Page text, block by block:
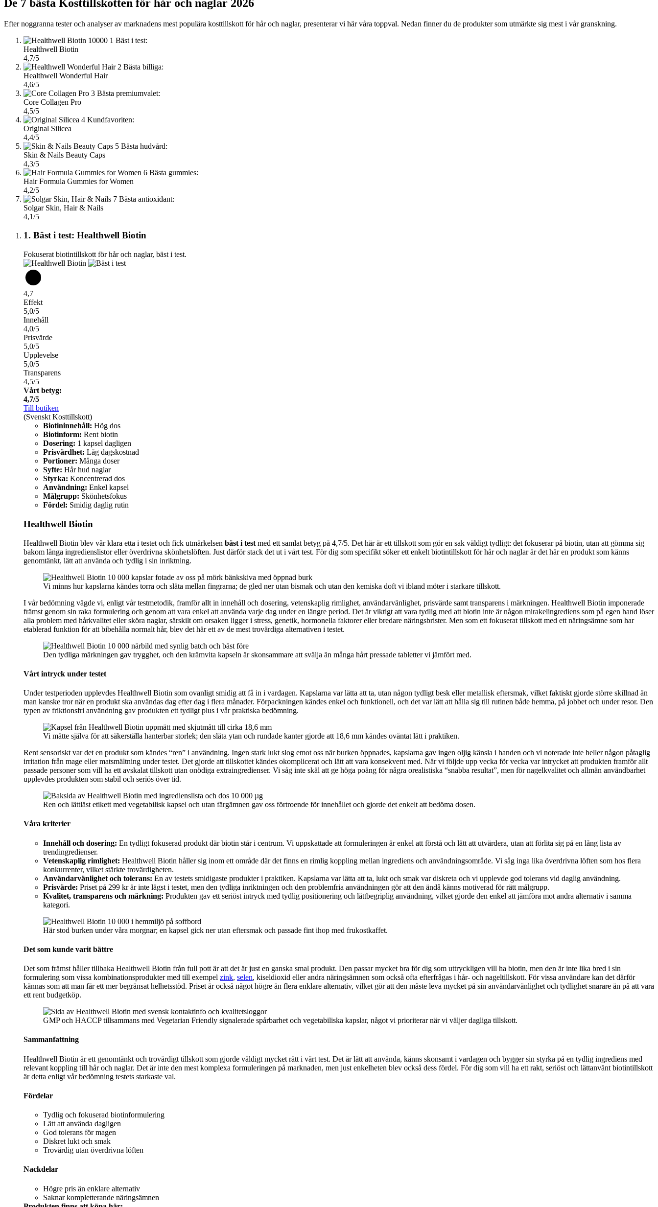
De 7 bästa Kosttillskotten för hår och naglar 2026
Efter noggranna tester och analyser av marknadens mest populära kosttillskott för hår och naglar, presenterar vi här våra toppval. Nedan finner du de produkter som utmärkte sig mest i vår granskning.
1 Bäst i test:
Healthwell Biotin
4,7/5
2 Bästa billiga:
Healthwell Wonderful Hair
4,6/5
3 Bästa premiumvalet:
Core Collagen Pro
4,5/5
4 Kundfavoriten:
Original Silicea
4,4/5
5 Bästa hudvård:
Skin & Nails Beauty Caps
4,3/5
6 Bästa gummies:
Hair Formula Gummies for Women
4,2/5
7 Bästa antioxidant:
Solgar Skin, Hair & Nails
4,1/5
1. Bäst i test: Healthwell Biotin
Fokuserat biotintillskott för hår och naglar, bäst i test.
4,7
Effekt
5,0/5
Innehåll
4,0/5
Prisvärde
5,0/5
Upplevelse
5,0/5
Transparens
4,5/5
Vårt betyg:
4,7/5
Till butiken
(Svenskt Kosttillskott)
Biotininnehåll: Hög dos
Biotinform: Rent biotin
Dosering: 1 kapsel dagligen
Prisvärdhet: Låg dagskostnad
Portioner: Många doser
Syfte: Hår hud naglar
Styrka: Koncentrerad dos
Användning: Enkel kapsel
Målgrupp: Skönhetsfokus
Fördel: Smidig daglig rutin
Healthwell Biotin
Healthwell Biotin blev vår klara etta i testet och fick utmärkelsen bäst i test med ett samlat betyg på 4,7/5. Det här är ett tillskott som gör en sak väldigt tydligt: det fokuserar på biotin, utan att gömma sig
bakom långa ingredienslistor eller överdrivna skönhetslöften. Just därför stack det ut i vårt test. För dig som specifikt söker ett enkelt biotintillskott för hår och naglar är det här en produkt som känns
genomtänkt, lätt att använda och tydlig i sin inriktning.
Vi minns hur kapslarna kändes torra och släta mellan fingrarna; de gled ner utan bismak och utan den kemiska doft vi ibland möter i starkare tillskott.
I vår bedömning vägde vi, enligt vår testmetodik, framför allt in innehåll och dosering, vetenskaplig rimlighet, användarvänlighet, prisvärde samt transparens i märkningen. Healthwell Biotin imponerade
främst genom sin raka formulering och genom att vara enkel att använda varje dag under en längre period. Det är viktigt att vara tydlig med att biotin inte är någon mirakelingrediens som på egen hand löser
alla problem med hårkvalitet eller sköra naglar, särskilt om orsaken ligger i stress, genetik, hormonella faktorer eller bredare näringsbrister. Men som ett fokuserat tillskott med ett näringsämne som har
etablerad funktion för att bibehålla normalt hår, blev det här ett av de mest trovärdiga alternativen i testet.
Den tydliga märkningen gav trygghet, och den krämvita kapseln är skonsammare att svälja än många hårt pressade tabletter vi jämfört med.
Vårt intryck under testet
Under testperioden upplevdes Healthwell Biotin som ovanligt smidig att få in i vardagen. Kapslarna var lätta att ta, utan någon tydligt besk eller metallisk eftersmak, vilket faktiskt gjorde större skillnad än
man kanske tror när en produkt ska användas dag efter dag i flera månader. Förpackningen kändes enkel och funktionell, och det var lätt att hålla sig till rutinen både hemma, på jobbet och under resor. Den
typen av friktionsfri användning gav produkten ett tydligt plus i vår praktiska bedömning.
Vi mätte själva för att säkerställa hanterbar storlek; den släta ytan och rundade kanter gjorde att 18,6 mm kändes oväntat lätt i praktiken.
Rent sensoriskt var det en produkt som kändes “ren” i användning. Ingen stark lukt slog emot oss när burken öppnades, kapslarna gav ingen oljig känsla i handen och vi noterade inte heller någon påtaglig
irritation från mage eller matsmältning under testet. Det gjorde att tillskottet kändes okomplicerat och lätt att vara konsekvent med. När vi följde upp vecka för vecka var intrycket att produkten framför allt
passade personer som vill ha ett avskalat tillskott utan onödiga extraingredienser. Vi såg inte skäl att ge höga poäng för några orealistiska “snabba resultat”, men för nagelkvalitet och allmän användbarhet
upplevdes produkten som stabil och seriös över tid.
Ren och lättläst etikett med vegetabilisk kapsel och utan färgämnen gav oss förtroende för innehållet och gjorde det enkelt att bedöma dosen.
Våra kriterier
Innehåll och dosering: En tydligt fokuserad produkt där biotin står i centrum. Vi uppskattade att formuleringen är enkel att förstå och lätt att utvärdera, utan att förlita sig på en lång lista av
trendingredienser.
Vetenskaplig rimlighet: Healthwell Biotin håller sig inom ett område där det finns en rimlig koppling mellan ingrediens och användningsområde. Vi såg inga lika överdrivna löften som hos flera
konkurrenter, vilket stärkte trovärdigheten.
Användarvänlighet och tolerans: En av testets smidigaste produkter i praktiken. Kapslarna var lätta att ta, lukt och smak var diskreta och vi upplevde god tolerans vid daglig användning.
Prisvärde: Priset på 299 kr är inte lägst i testet, men den tydliga inriktningen och den problemfria användningen gör att den ändå känns motiverad för rätt målgrupp.
Kvalitet, transparens och märkning: Produkten gav ett seriöst intryck med tydlig positionering och lättbegriplig användning, vilket gjorde den enkel att jämföra mot andra alternativ i samma
kategori.
Här stod burken under våra morgnar; en kapsel gick ner utan eftersmak och passade fint ihop med frukostkaffet.
Det som kunde varit bättre
Det som främst håller tillbaka Healthwell Biotin från full pott är att det är just en ganska smal produkt. Den passar mycket bra för dig som uttryckligen vill ha biotin, men den är inte lika bred i sin
formulering som vissa kombinationsprodukter med till exempel zink, selen, kiseldioxid eller andra näringsämnen som också ofta efterfrågas i hår- och nageltillskott. För vissa användare kan det därför
kännas som att man får ett mer begränsat helhetsstöd. Priset är också något högre än flera enklare alternativ, vilket gör att den måste leva mycket på sin användarvänlighet och tydlighet snarare än på att vara
ett rent budgetköp.
GMP och HACCP tillsammans med Vegetarian Friendly signalerade spårbarhet och vegetabiliska kapslar, något vi prioriterar när vi väljer dagliga tillskott.
Sammanfattning
Healthwell Biotin är ett genomtänkt och trovärdigt tillskott som gjorde väldigt mycket rätt i vårt test. Det är lätt att använda, känns skonsamt i vardagen och bygger sin styrka på en tydlig ingrediens med
relevant koppling till hår och naglar. Det är inte den mest komplexa formuleringen på marknaden, men just enkelheten blev också dess fördel. För dig som vill ha ett rakt, seriöst och lättanvänt biotintillskott
är detta enligt vår bedömning testets starkaste val.
Fördelar
Tydlig och fokuserad biotinformulering
Lätt att använda dagligen
God tolerans för magen
Diskret lukt och smak
Trovärdig utan överdrivna löften
Nackdelar
Högre pris än enklare alternativ
Saknar kompletterande näringsämnen